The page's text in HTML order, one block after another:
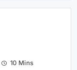
10 Mins